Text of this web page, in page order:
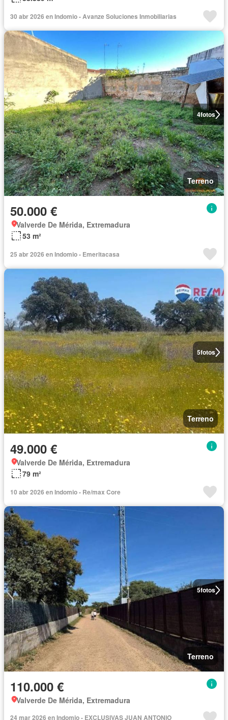
30 abr 2026 en Indomio - Avanze Soluciones Inmobiliarias
4fotos
Terreno
50.000 €
Valverde De Mérida, Extremadura
53 m²
25 abr 2026 en Indomio - Emeritacasa
5fotos
Terreno
49.000 €
Valverde De Mérida, Extremadura
79 m²
10 abr 2026 en Indomio - Re/max Core
5fotos
Terreno
110.000 €
Valverde De Mérida, Extremadura
24 mar 2026 en Indomio - EXCLUSIVAS JUAN ANTONIO